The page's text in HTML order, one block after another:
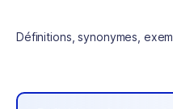
Définitions, synonymes,